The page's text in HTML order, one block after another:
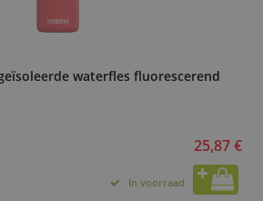
waterfles fluorescerend
25,87 €
In voorraad